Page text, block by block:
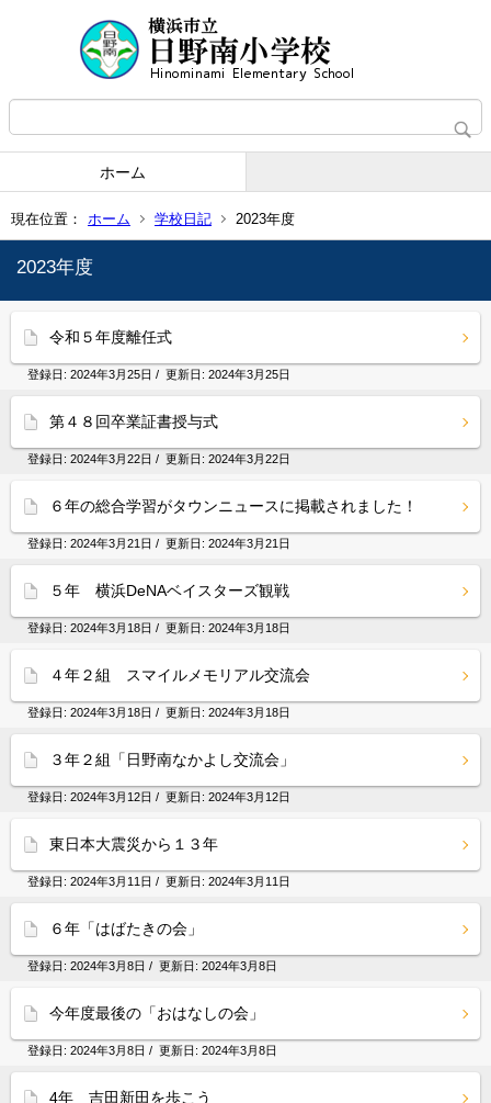
ホーム
現在位置： ホーム 学校日記 2023年度
2023年度
令和５年度離任式
登録日: 2024年3月25日 / 更新日: 2024年3月25日
第４８回卒業証書授与式
登録日: 2024年3月22日 / 更新日: 2024年3月22日
６年の総合学習がタウンニュースに掲載されました！
登録日: 2024年3月21日 / 更新日: 2024年3月21日
５年 横浜DeNAベイスターズ観戦
登録日: 2024年3月18日 / 更新日: 2024年3月18日
４年２組 スマイルメモリアル交流会
登録日: 2024年3月18日 / 更新日: 2024年3月18日
３年２組「日野南なかよし交流会」
登録日: 2024年3月12日 / 更新日: 2024年3月12日
東日本大震災から１３年
登録日: 2024年3月11日 / 更新日: 2024年3月11日
６年「はばたきの会」
登録日: 2024年3月8日 / 更新日: 2024年3月8日
今年度最後の「おはなしの会」
登録日: 2024年3月8日 / 更新日: 2024年3月8日
4年 吉田新田を歩こう